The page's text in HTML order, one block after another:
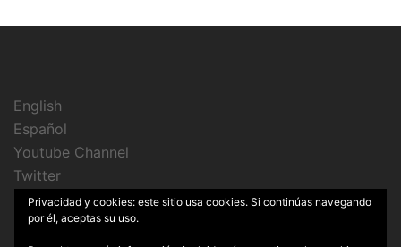
English
Español
Youtube Channel
Twitter
Instagram
Privacidad y cookies: este sitio usa cookies. Si continúas navegando
por él, aceptas su uso.